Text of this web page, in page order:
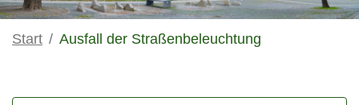
Start Ausfall der Straßenbeleuchtung